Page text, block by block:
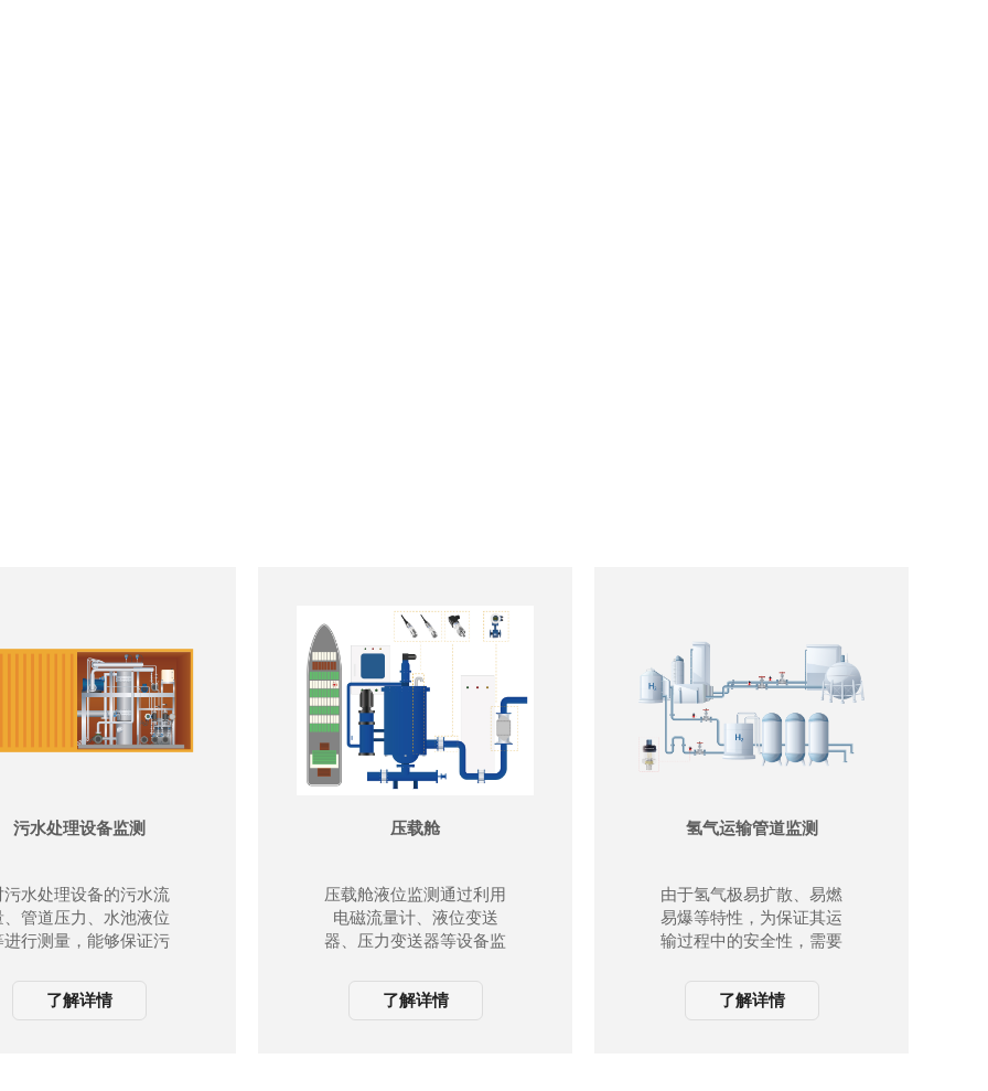
污水处理设备监测
污水处理设备的污水流
、管道压力、水池液位
进行测量，能够保证污
，方便操作管理，实现
节能与自动化控制。
了解详情
压载舱
压载舱液位监测通过利用
电磁流量计、液位变送
器、压力变送器等设备监
及压力的数据，达到压载
水系统精准控制的目的。
了解详情
氢气运输管道监测
由于氢气极易扩散、易燃
易爆等特性，为保证其运
输过程中的安全性，需要
的压力监测。
了解详情